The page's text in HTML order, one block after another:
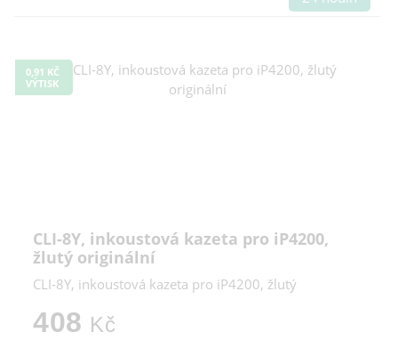
0,91 KČ
VÝTISK
CLI-8Y, inkoustová kazeta pro iP4200,
žlutý originální
CLI-8Y, inkoustová kazeta pro iP4200, žlutý
408 Kč